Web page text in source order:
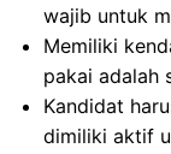
wajib untuk
Memiliki
pakai adalah
Kandidat
dimiliki aktif